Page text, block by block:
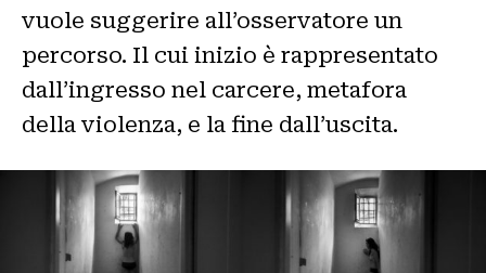
vuole suggerire all’osservatore un
percorso. Il cui inizio è rappresentato
dall’ingresso nel carcere, metafora
della violenza, e la fine dall’uscita.